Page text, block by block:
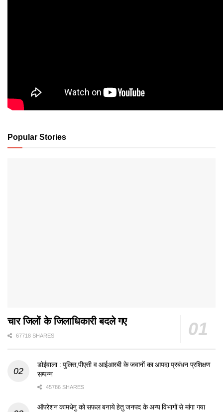
Popular Stories
चार जिलों के जिलाधिकारी बदले गए
67718 SHARES
डोईवाला : पुलिस,पीएसी व आईआरबी के जवानों का आपदा प्रबंधन प्रशिक्षण
सम्पन्न
45786 SHARES
ऑपरेशन कामधेनु को सफल बनाये हेतु जनपद के अन्य विभागों से मांगा गया